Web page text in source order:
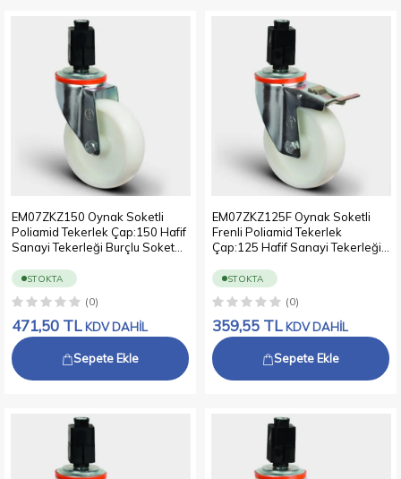
EM07ZKZ150 Oynak Soketli
Poliamid Tekerlek Çap:150 Hafif
Sanayi Tekerleği Burçlu Soket
STOKTA
(0)
471,50 TL KDV DAHİL
Sepete Ekle
EM07ZKZ125F Oynak Soketli
Frenli Poliamid Tekerlek
Çap:125 Hafif Sanayi Tekerleği
STOKTA
(0)
359,55 TL KDV DAHİL
Sepete Ekle